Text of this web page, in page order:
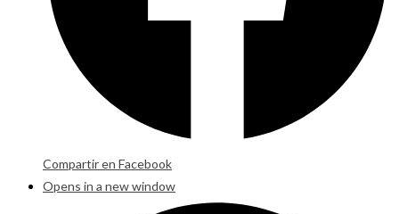
Compartir en Facebook
Opens in a new window